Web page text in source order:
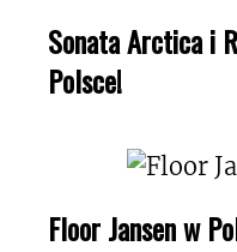
Sonata Arctica i
Polsce!
Floor Jansen w